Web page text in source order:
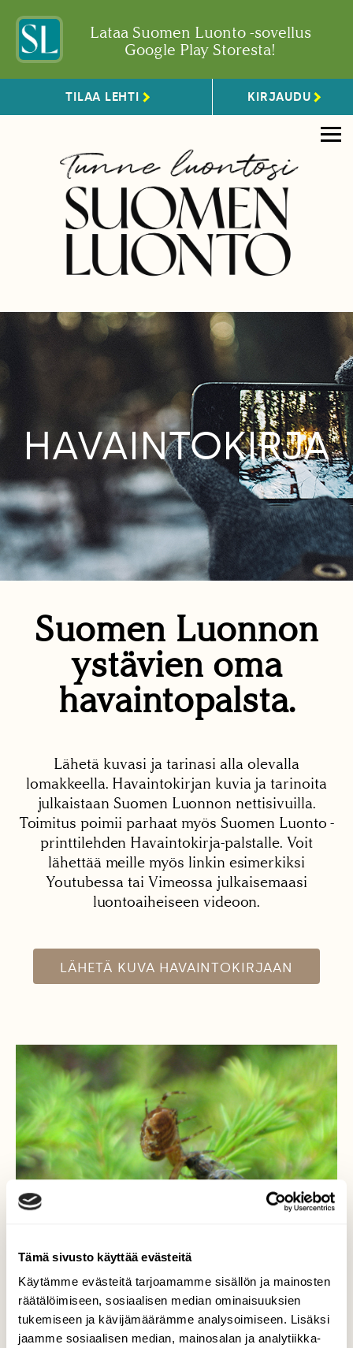
Tämä sivusto käyttää evästeitä
Käytämme evästeitä tarjoamamme sisällön ja mainosten
räätälöimiseen, sosiaalisen median ominaisuuksien
tukemiseen ja kävijämäärämme analysoimiseen. Lisäksi
jaamme sosiaalisen median, mainosalan ja analytiikka-
Lataa Suomen Luonto -sovellus
Google Play Storesta!
TILAA LEHTI KIRJAUDU
HAVAINTOKIRJA
Suomen Luonnon
ystävien oma
havaintopalsta.
Lähetä kuvasi ja tarinasi alla olevalla
lomakkeella. Havaintokirjan kuvia ja tarinoita
julkaistaan Suomen Luonnon nettisivuilla.
Toimitus poimii parhaat myös Suomen Luonto -
printtilehden Havaintokirja-palstalle. Voit
lähettää meille myös linkin esimerkiksi
Youtubessa tai Vimeossa julkaisemaasi
luontoaiheiseen videoon.
LÄHETÄ KUVA HAVAINTOKIRJAAN